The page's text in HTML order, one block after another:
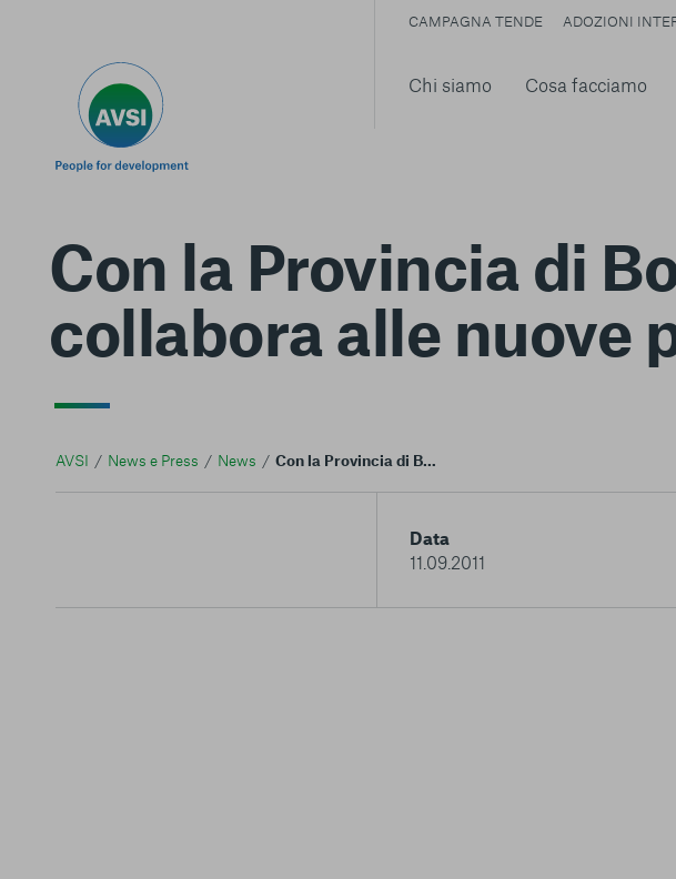
Chi siamo Cosa facciamo
CAMPAGNA TENDE ADOZIONI
Con la Provincia di
collabora alle nuove
AVSI News e Press News Con la Provincia di Bolzano AVSI in Uganda collabora alle nuove politiche sull'educazione
Data
11.09.2011